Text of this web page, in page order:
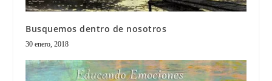
Busquemos dentro de nosotros
30 enero, 2018